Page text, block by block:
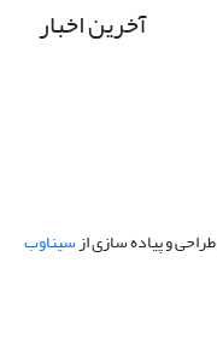
آخرین اخبار
طراحی و پیاده سازی ازسیناوب